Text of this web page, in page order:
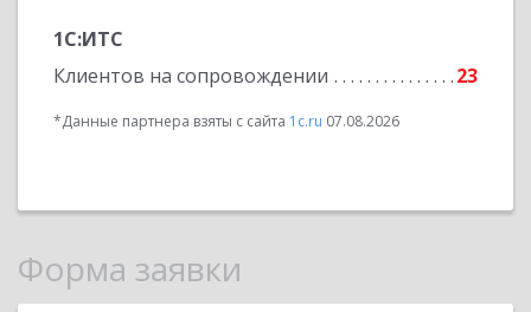
1С:ИТС
Клиентов на сопровождении
23
*Данные партнера взяты с сайта 1c.ru 07.08.2026
Форма заявки